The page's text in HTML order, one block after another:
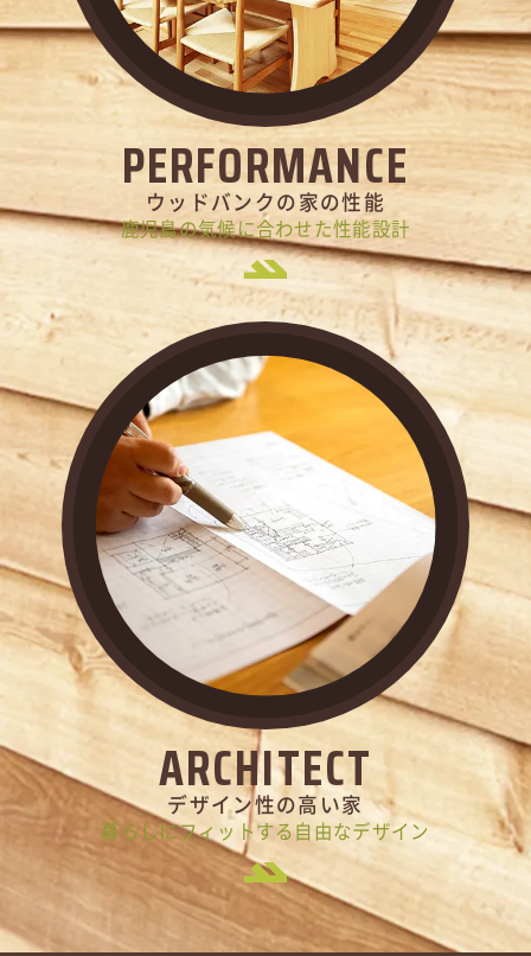
PERFORMANCE
ウッドバンクの家の性能
鹿児島の気候に合わせた性能設計
ARCHITECT
デザイン性の高い家
暮らしにフィットする自由なデザイン